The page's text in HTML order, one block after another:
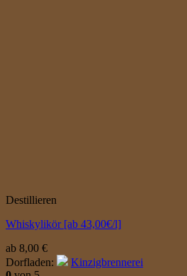
Destillieren
Whiskylikör [ab 43,00€/l]
ab 8,00 €
Dorfladen:
Kinzigbrennerei